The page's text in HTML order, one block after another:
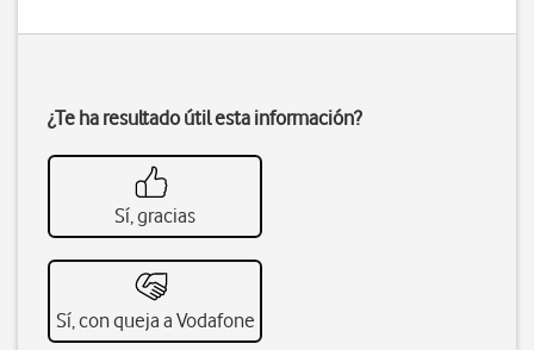
¿Te ha resultado útil esta información?
Sí, gracias
Sí, con queja a Vodafone